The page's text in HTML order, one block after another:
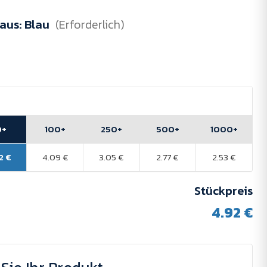
Blau (Erforderlich)
€
100+
4.09 €
250+
3.05 €
500+
2.77 €
1000+
2.53 €
Stückpreis
4.92 €